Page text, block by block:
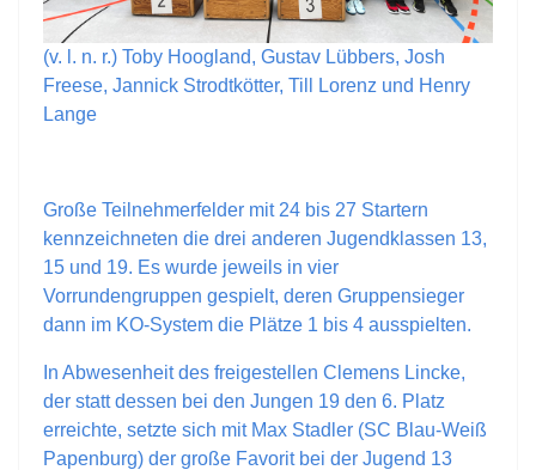
(v. l. n. r.) Toby Hoogland, Gustav Lübbers, Josh
Freese, Jannick Strodtkötter, Till Lorenz und Henry
Lange
Große Teilnehmerfelder mit 24 bis 27 Startern
kennzeichneten die drei anderen Jugendklassen 13,
15 und 19. Es wurde jeweils in vier
Vorrundengruppen gespielt, deren Gruppensieger
dann im KO-System die Plätze 1 bis 4 ausspielten.
In Abwesenheit des freigestellen Clemens Lincke,
der statt dessen bei den Jungen 19 den 6. Platz
erreichte, setzte sich mit Max Stadler (SC Blau-Weiß
Papenburg) der große Favorit bei der Jugend 13